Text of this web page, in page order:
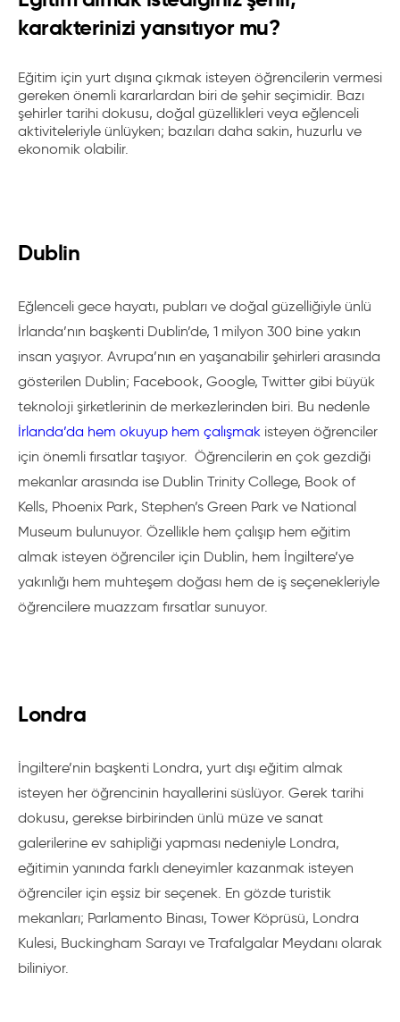
karakterinizi yansıtıyor mu?
Eğitim için yurt dışına çıkmak isteyen öğrencilerin vermesi
gereken önemli kararlardan biri de şehir seçimidir. Bazı
şehirler tarihi dokusu, doğal güzellikleri veya eğlenceli
aktiviteleriyle ünlüyken; bazıları daha sakin, huzurlu ve
ekonomik olabilir.
Dublin
Eğlenceli gece hayatı, pubları ve doğal güzelliğiyle ünlü
İrlanda’nın başkenti Dublin’de, 1 milyon 300 bine yakın
insan yaşıyor. Avrupa’nın en yaşanabilir şehirleri arasında
gösterilen Dublin; Facebook, Google, Twitter gibi büyük
teknoloji şirketlerinin de merkezlerinden biri. Bu nedenle
İrlanda’da hem okuyup hem çalışmak isteyen öğrenciler
için önemli fırsatlar taşıyor. Öğrencilerin en çok gezdiği
mekanlar arasında ise Dublin Trinity College, Book of
Kells, Phoenix Park, Stephen’s Green Park ve National
Museum bulunuyor. Özellikle hem çalışıp hem eğitim
almak isteyen öğrenciler için Dublin, hem İngiltere’ye
yakınlığı hem muhteşem doğası hem de iş seçenekleriyle
öğrencilere muazzam fırsatlar sunuyor.
Londra
İngiltere’nin başkenti Londra, yurt dışı eğitim almak
isteyen her öğrencinin hayallerini süslüyor. Gerek tarihi
dokusu, gerekse birbirinden ünlü müze ve sanat
galerilerine ev sahipliği yapması nedeniyle Londra,
eğitimin yanında farklı deneyimler kazanmak isteyen
öğrenciler için eşsiz bir seçenek. En gözde turistik
mekanları; Parlamento Binası, Tower Köprüsü, Londra
Kulesi, Buckingham Sarayı ve Trafalgalar Meydanı olarak
biliniyor.